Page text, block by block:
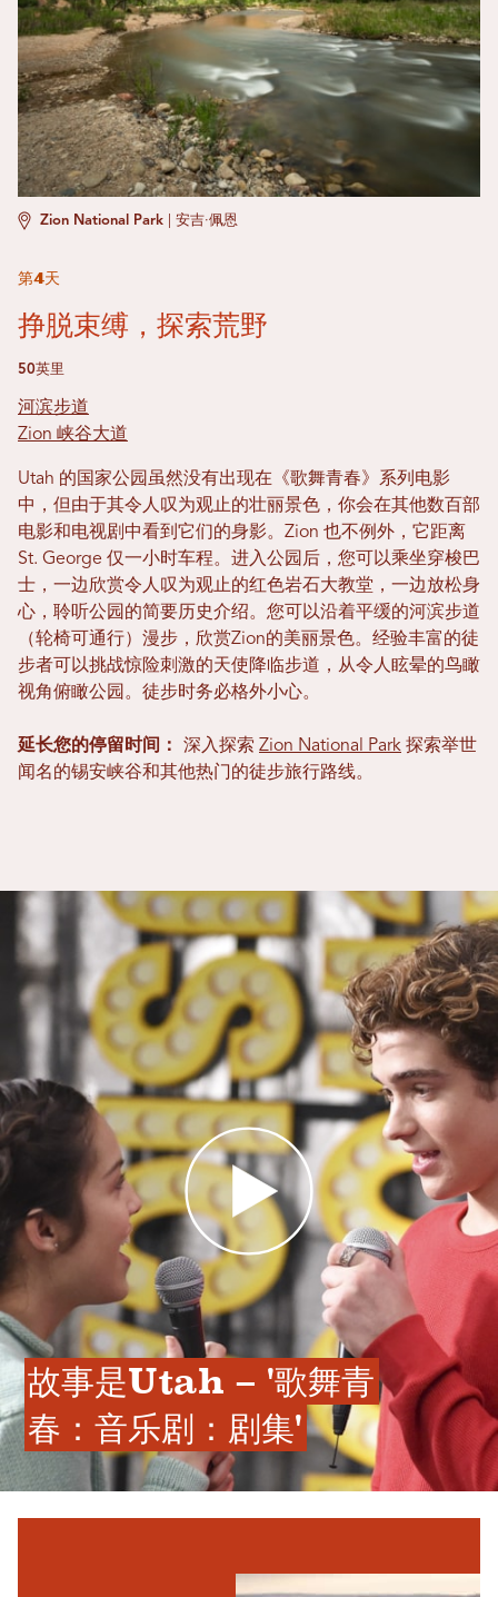
Zion National Park 安吉·佩恩
第4天
挣脱束缚，探索荒野
50英里
河滨步道
Zion 峡谷大道
Utah 的国家公园虽然没有出现在《歌舞青春》系列电影
中，但由于其令人叹为观止的壮丽景色，你会在其他数百部
电影和电视剧中看到它们的身影。Zion 也不例外，它距离
St. George 仅一小时车程。进入公园后，您可以乘坐穿梭巴
士，一边欣赏令人叹为观止的红色岩石大教堂，一边放松身
心，聆听公园的简要历史介绍。您可以沿着平缓的河滨步道
（轮椅可通行）漫步，欣赏Zion的美丽景色。经验丰富的徒
步者可以挑战惊险刺激的天使降临步道，从令人眩晕的鸟瞰
视角俯瞰公园。徒步时务必格外小心。
延长您的停留时间： 深入探索 Zion National Park 探索举世
闻名的锡安峡谷和其他热门的徒步旅行路线。
故事是Utah – '歌舞青
春：音乐剧：剧集'